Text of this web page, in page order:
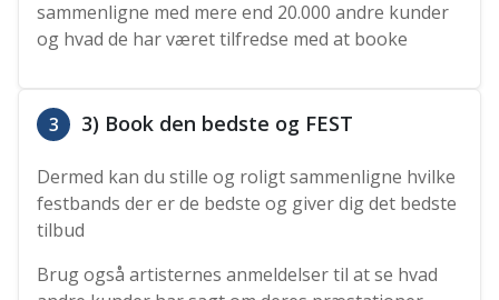
sammenligne med mere end 20.000 andre kunder
og hvad de har været tilfredse med at booke
3 3) Book den bedste og FEST
Dermed kan du stille og roligt sammenligne hvilke
festbands der er de bedste og giver dig det bedste
tilbud
Brug også artisternes anmeldelser til at se hvad